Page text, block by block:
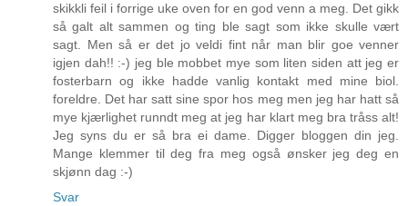
skikkli feil i forrige uke oven for en god venn a meg. Det gikk
så galt alt sammen og ting ble sagt som ikke skulle vært
sagt. Men så er det jo veldi fint når man blir goe venner
igjen dah!! :-) jeg ble mobbet mye som liten siden att jeg er
fosterbarn og ikke hadde vanlig kontakt med mine biol.
foreldre. Det har satt sine spor hos meg men jeg har hatt så
mye kjærlighet runndt meg at jeg har klart meg bra tråss alt!
Jeg syns du er så bra ei dame. Digger bloggen din jeg.
Mange klemmer til deg fra meg også ønsker jeg deg en
skjønn dag :-)
Svar